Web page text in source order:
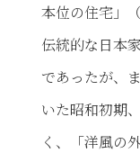
本位の住宅」
伝統的な日本
であったが、
いた昭和初期
く、「洋風の